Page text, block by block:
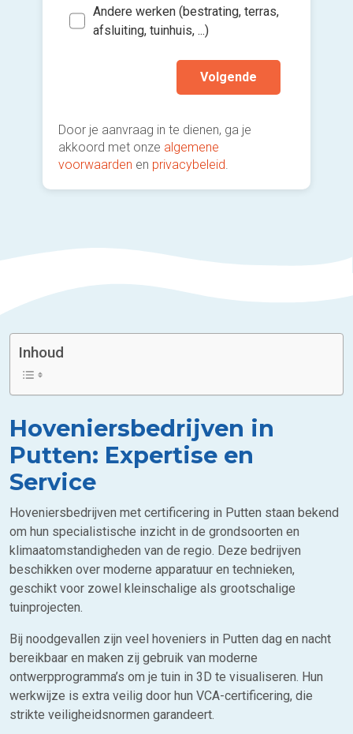
Andere werken (bestrating, terras,
afsluiting, tuinhuis, ...)
Volgende
Door je aanvraag in te dienen, ga je
akkoord met onze algemene
voorwaarden en privacybeleid.
Inhoud
Hoveniersbedrijven in
Putten: Expertise en
Service
Hoveniersbedrijven met certificering in Putten staan bekend
om hun specialistische inzicht in de grondsoorten en
klimaatomstandigheden van de regio. Deze bedrijven
beschikken over moderne apparatuur en technieken,
geschikt voor zowel kleinschalige als grootschalige
tuinprojecten.
Bij noodgevallen zijn veel hoveniers in Putten dag en nacht
bereikbaar en maken zij gebruik van moderne
ontwerpprogramma’s om je tuin in 3D te visualiseren. Hun
werkwijze is extra veilig door hun VCA-certificering, die
strikte veiligheidsnormen garandeert.